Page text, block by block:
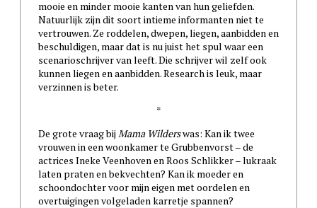
mooie en minder mooie kanten van hun geliefden.
Natuurlijk zijn dit soort intieme informanten niet te
vertrouwen. Ze roddelen, dwepen, liegen, aanbidden en
beschuldigen, maar dat is nu juist het spul waar een
scenarioschrijver van leeft. Die schrijver wil zelf ook
kunnen liegen en aanbidden. Research is leuk, maar
verzinnen is beter.
*
De grote vraag bij Mama Wilderswas: Kan ik twee
vrouwen in een woonkamer te Grubbenvorst – de
actrices Ineke Veenhoven en Roos Schlikker – lukraak
laten praten en bekvechten? Kan ik moeder en
schoondochter voor mijn eigen met oordelen en
overtuigingen volgeladen karretje spannen?